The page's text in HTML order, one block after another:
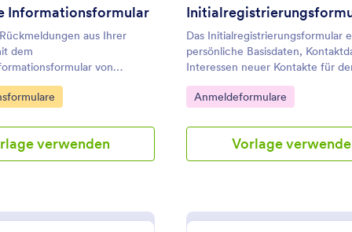
Informationsformular
aus Ihrer
dem
von
Sie digitale
für Kontaktpflege,
ein teilbares Online-
verwenden
Das Initialregistrierungsformular
persönliche Basisdaten,
Interessen neuer Kontakte für
deutschen Markt und eignet
Unternehmen, Vereine und
Registrierung.
Go to Category:
Anmeldeformulare
Vorlage